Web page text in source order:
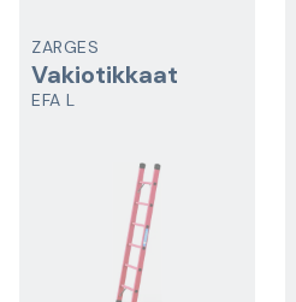
ZARGES
Vakiotikkaat
EFA L